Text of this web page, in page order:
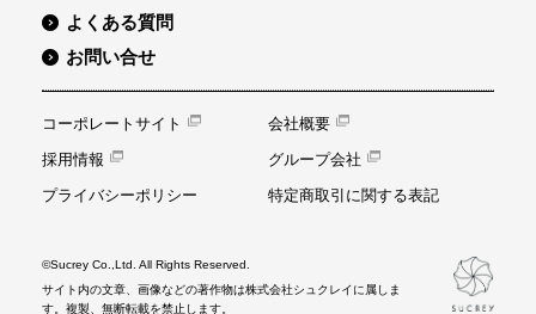
よくある質問
お問い合せ
コーポレートサイト
会社概要
採用情報
グループ会社
プライバシーポリシー
特定商取引に関する表記
©Sucrey Co.,Ltd. All Rights Reserved.
サイト内の文章、画像などの著作物は株式会社シュクレイに属しま
す。複製、無断転載を禁止します。